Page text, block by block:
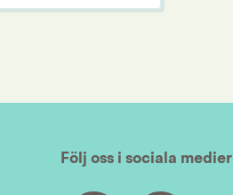
Följ oss i sociala medier